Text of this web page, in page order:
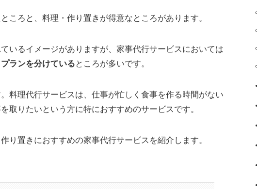
ころと、料理・作り置きが得意なところがあります。
いるイメージがありますが、家事代行サービスにおいては
ランを分けている ところが多いです。
料理代行サービスは、仕事が忙しく食事を作る時間がない
取りたいという方に特におすすめのサービスです。
り置きにおすすめの家事代行サービスを紹介します。